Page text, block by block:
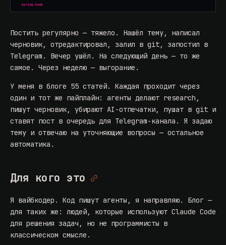
Постить регулярно — тяжело. Нашёл тему, написал
черновик, отредактировал, залил в git, запостил в
Telegram. Вечер ушёл. На следующий день — то же
самое. Через неделю — выгорание.
У меня в блоге 55 статей. Каждая проходит через
один и тот же пайплайн: агенты делают research,
пишут черновик, убирают AI-отпечатки, пушат в git и
ставят пост в очередь для Telegram-канала . Я задаю
тему и отвечаю на уточняющие вопросы — остальное
автоматика.
Для кого это
Я вайбкодер. Код пишут агенты, я направляю. Блог —
для таких же: людей, которые используют Claude Code
для решения задач, но не программисты в
классическом смысле.